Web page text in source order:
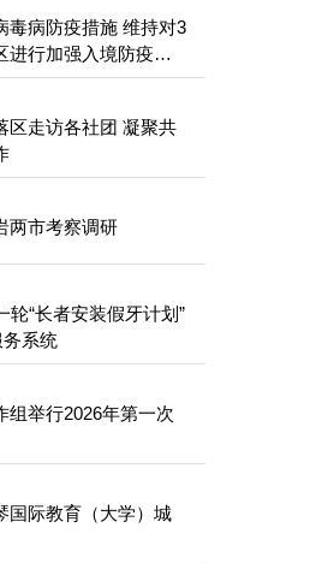
毒病防疫措施 维持对3
进行加强入境防疫措
区走访各社团 凝聚共
两市考察调研
轮“长者安装假牙计划”
务系统
组举行2026年第一次
国际教育（大学）城